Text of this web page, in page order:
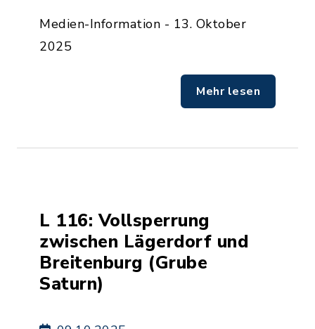
Medien-Information - 13. Oktober
2025
Mehr lesen
L 116: Vollsperrung
zwischen Lägerdorf und
Breitenburg (Grube
Saturn)